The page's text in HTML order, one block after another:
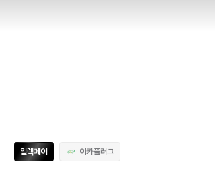
일렉페이 이카플러그